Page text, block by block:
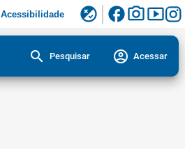
Acessibilidade flaky facebookphoto_camerasmart_display
search Pesquisar account_circle Acessar